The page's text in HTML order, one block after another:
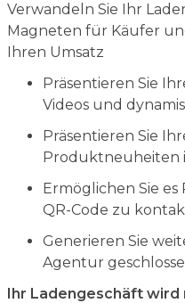
Verwandeln Sie Ihr
Magneten für Käufer
Ihren Umsatz
Präsentieren Sie
Videos und
Präsentieren Sie
Produktneuheiten
Ermöglichen Sie es
QR-Code zu
Generieren Sie
Agentur
Ihr Ladengeschäft wird